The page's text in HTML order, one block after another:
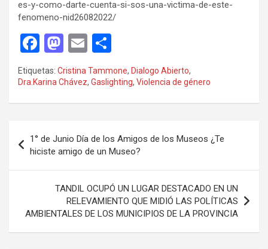
es-y-como-darte-cuenta-si-sos-una-victima-de-este-
fenomeno-nid26082022/
F
a
ce
b
o
k
M
a
st
o
o
n
E
m
ail m
p
tir
Etiquetas: Cristina Tammone, Dialogo Abierto,
Dra.Karina Chávez, Gaslighting, Violencia de género
de
entradas
1° de Junio Día de los Amigos de los Museos ¿Te
hiciste amigo de un Museo?
TANDIL OCUPÓ UN LUGAR DESTACADO EN UN
RELEVAMIENTO QUE MIDIÓ LAS POLÍTICAS
AMBIENTALES DE LOS MUNICIPIOS DE LA PROVINCIA